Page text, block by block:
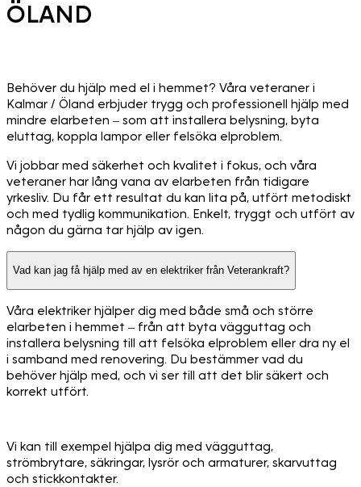
ÖLAND
Behöver du hjälp med el i hemmet? Våra veteraner i
Kalmar / Öland erbjuder trygg och professionell hjälp med
mindre elarbeten – som att installera belysning, byta
eluttag, koppla lampor eller felsöka elproblem.
Vi jobbar med säkerhet och kvalitet i fokus, och våra
veteraner har lång vana av elarbeten från tidigare
yrkesliv. Du får ett resultat du kan lita på, utfört metodiskt
och med tydlig kommunikation. Enkelt, tryggt och utfört av
någon du gärna tar hjälp av igen.
Vad kan jag få hjälp med av en elektriker från Veterankraft?
Våra elektriker hjälper dig med både små och större
elarbeten i hemmet – från att byta vägguttag och
installera belysning till att felsöka elproblem eller dra ny el
i samband med renovering. Du bestämmer vad du
behöver hjälp med, och vi ser till att det blir säkert och
korrekt utfört.
Vi kan till exempel hjälpa dig med vägguttag,
strömbrytare, säkringar, lysrör och armaturer, skarvuttag
och stickkontakter.